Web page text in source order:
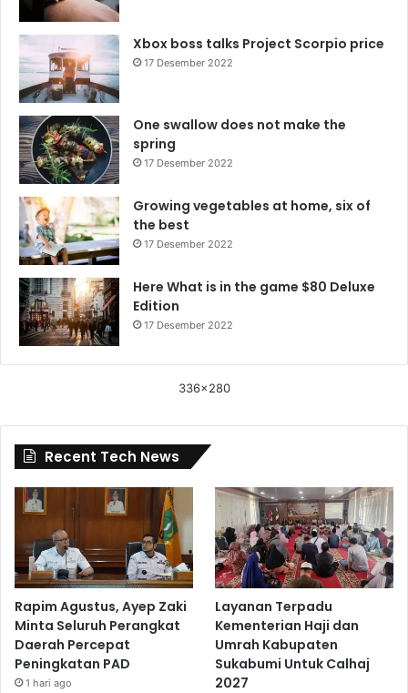
Xbox boss talks Project Scorpio price
17 Desember 2022
One swallow does not make the
spring
17 Desember 2022
Growing vegetables at home, six of
the best
17 Desember 2022
Here What is in the game $80 Deluxe
Edition
17 Desember 2022
336x280
Recent Tech News
Rapim Agustus, Ayep Zaki
Minta Seluruh Perangkat
Daerah Percepat
Peningkatan PAD
1 hari ago
Layanan Terpadu
Kementerian Haji dan
Umrah Kabupaten
Sukabumi Untuk Calhaj
2027